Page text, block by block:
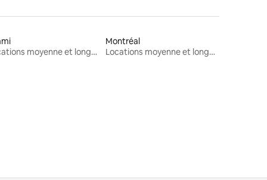
Locations moyenne et longue durée
Montréal
Locations moyenne et longue durée